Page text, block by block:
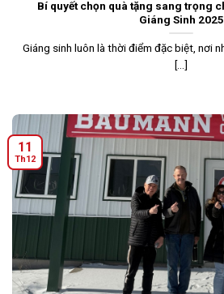
Bí quyết chọn quà tặng sang trọng
Giáng Sinh 2025
Giáng sinh luôn là thời điểm đặc biệt, nơi
[...]
11
Th12